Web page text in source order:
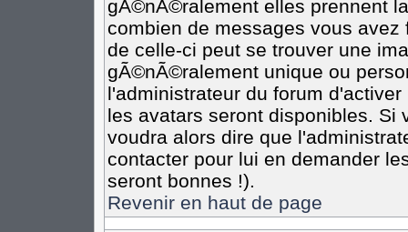
gÃ©nÃ©ralement elles prennent
combien de messages vous
de celle-ci peut se trouver une
gÃ©nÃ©ralement unique ou
l'administrateur du forum
les avatars seront disponibles. Si
voudra alors dire que
contacter pour lui en demander
seront bonnes !).
Revenir en haut de page